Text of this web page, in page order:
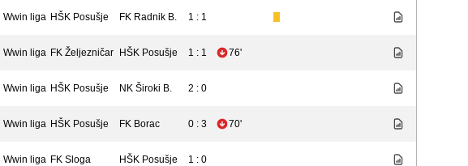
Wwin liga HŠK Posušje FK Radnik B. 1 : 1
Wwin liga FK Željezničar HŠK Posušje 1 : 1 76'
Wwin liga HŠK Posušje NK Široki B. 2 : 0
Wwin liga HŠK Posušje FK Borac 0 : 3 70'
Wwin liga FK Sloga HŠK Posušje 1 : 0